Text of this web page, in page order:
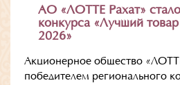
АО «ЛОТТЕ Рахат»
конкурса «Лучший
2026»
Акционерное общество
победителем регионального